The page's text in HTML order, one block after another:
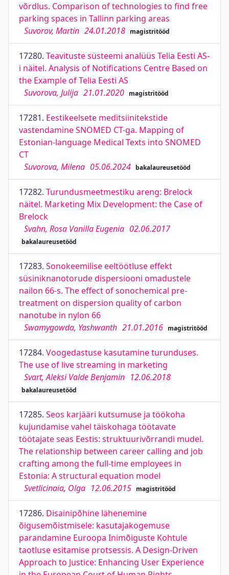
võrdlus. Comparison of technologies to find free
parking spaces in Tallinn parking areas
Suvorov, Martin 24.01.2018 magistritööd
17280. Teavituste süsteemi analüüs Telia Eesti AS-
i näitel. Analysis of Notifications Centre Based on
the Example of Telia Eesti AS
Suvorova, Julija 21.01.2020 magistritööd
17281. Eestikeelsete meditsiinitekstide
vastendamine SNOMED CT-ga. Mapping of
Estonian-language Medical Texts into SNOMED
CT
Suvorova, Milena 05.06.2024 bakalaureusetööd
17282. Turundusmeetmestiku areng: Brelock
näitel. Marketing Mix Development: the Case of
Brelock
Svahn, Rosa Vanilla Eugenia 02.06.2017
bakalaureusetööd
17283. Sonokeemilise eeltöötluse effekt
süsiniknanotorude dispersiooni omadustele
nailon 66-s. The effect of sonochemical pre-
treatment on dispersion quality of carbon
nanotube in nylon 66
Swamygowda, Yashwanth 21.01.2016 magistritööd
17284. Voogedastuse kasutamine turunduses.
The use of live streaming in marketing
Svart, Aleksi Valde Benjamin 12.06.2018
bakalaureusetööd
17285. Seos karjääri kutsumuse ja töökoha
kujundamise vahel täiskohaga töötavate
töötajate seas Eestis: struktuurivõrrandi mudel.
The relationship between career calling and job
crafting among the full-time employees in
Estonia: A structural equation model
Svetlicinaia, Olga 12.06.2015 magistritööd
17286. Disainipõhine lähenemine
õigusemõistmisele: kasutajakogemuse
parandamine Euroopa Inimõiguste Kohtule
taotluse esitamise protsessis. A Design-Driven
Approach to Justice: Enhancing User Experience